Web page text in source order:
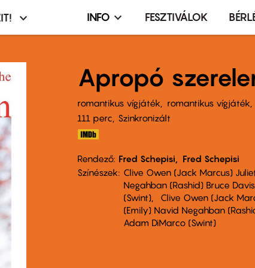
Infó,
terembérlés
menü
INFO FESZTIVÁLOK
Apropó
romantikus vígjáték romantikus vígjáték
111 perc,
Szinkronizált
Rendező Fred Schepisi
Fred Schepisi
Színészek
Clive Owen (Jack Marcus)
Negahban (Rashid) Bruce
(Swint)
Clive Owen (Jack
(Emily) Navid Negahban
Adam DiMarco (Swint)